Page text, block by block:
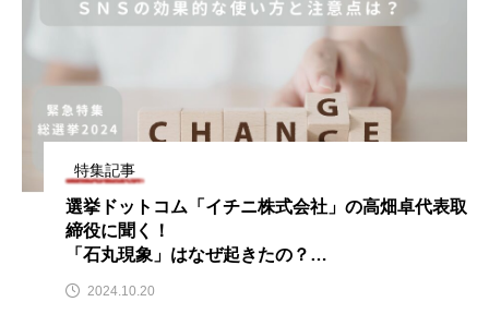
特集記事
選挙ドットコム「イチニ株式会社」の高畑卓代表取
締役に聞く！
「石丸現象」はなぜ起きたの？
ＳＮＳの効果的な使い方と注意点は？
2024.10.20